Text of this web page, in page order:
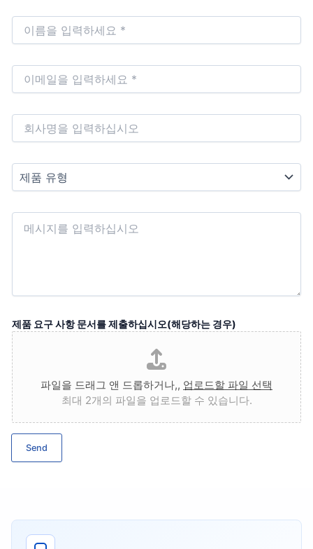
N
e
E
i
*
회
제
품
형
M
제품 요구 사항 문서를 제출하십시오(해당하는 경우)
파일을 드래그 앤 드롭하거나,, 업로드할 파일 선택
최대 2개의 파일을 업로드할 수 있습니다.
Send